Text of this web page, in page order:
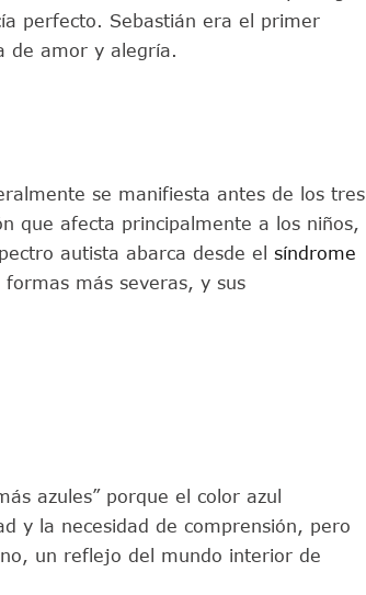
perfecto. Sebastián era el primer
de amor y alegría.
se manifiesta antes de los tres
que afecta principalmente a los niños,
autista abarca desde el síndrome
más severas, y sus
azules” porque el color azul
y la necesidad de comprensión, pero
un reflejo del mundo interior de